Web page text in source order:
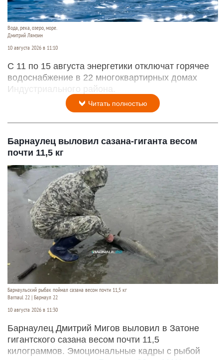
Вода, река, озеро, море.
Дмитрий Лямзин
10 августа 2026 в 11:10
С 11 по 15 августа энергетики отключат горячее
водоснабжение в 22 многоквартирных домах
Индустриального района.
Читать полностью
Барнаулец выловил сазана-гиганта весом
почти 11,5 кг
Барнаульский рыбак поймал сазана весом почти 11,5 кг
Barnaul 22 | Барнаул 22
10 августа 2026 в 11:30
Барнаулец Дмитрий Мигов выловил в Затоне
гигантского сазана весом почти 11,5
килограммов. Эмоциональные кадры с рыбой